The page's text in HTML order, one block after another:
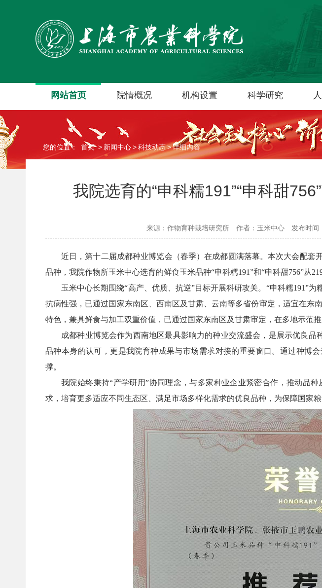
网站首页 院情概况 机构设置 科学研究
您的位置： 首页> 新闻中心>科技动态>详细内容
我院选育的“申科糯191”“申科甜
来源：作物育种栽培研究所 作者：玉米中心 发布时间
近日，第十二届成都种业博览会（春季）在成都圆满落幕。本次大会配套
品种，我院作物所玉米中心选育的鲜食玉米品种“申科糯191”和“申科甜756”从
玉米中心长期围绕“高产、优质、抗逆”目标开展科研攻关。“申科糯191”
抗病性强，已通过国家东南区、西南区及甘肃、云南等多省份审定，适宜在东
特色，兼具鲜食与加工双重价值，已通过国家东南区及甘肃审定，在多地示范推
成都种业博览会作为西南地区最具影响力的种业交流盛会，是展示优良品
品种本身的认可，更是我院育种成果与市场需求对接的重要窗口。通过种博
撑。
我院始终秉持“产学研用”协同理念，与多家种业企业紧密合作，推动品
求，培育更多适应不同生态区、满足市场多样化需求的优良品种，为保障国家